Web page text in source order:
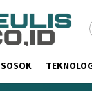
SOSOK